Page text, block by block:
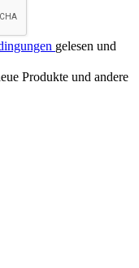
gelesen und
Produkte und andere